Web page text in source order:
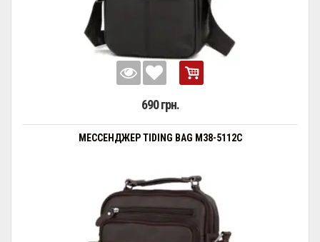
690 грн.
МЕССЕНДЖЕР TIDING BAG M38-5112C